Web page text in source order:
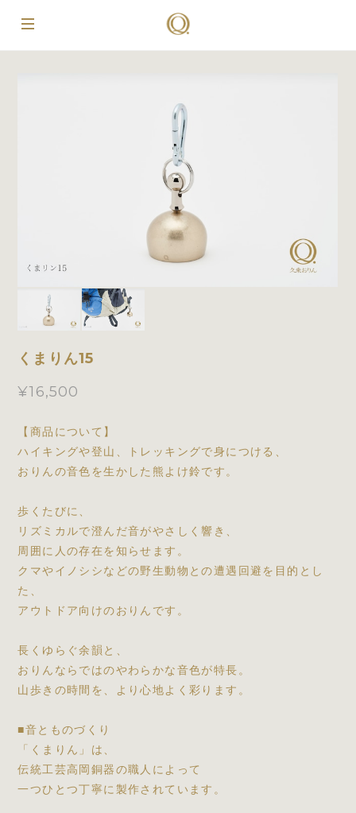
くまりん15
¥16,500
【商品について】
ハイキングや登山、トレッキングで身につける、
おりんの音色を生かした熊よけ鈴です。
歩くたびに、
リズミカルで澄んだ音がやさしく響き、
周囲に人の存在を知らせます。
クマやイノシシなどの野生動物との遭遇回避を目的とし
た、
アウトドア向けのおりんです。
長くゆらぐ余韻と、
おりんならではのやわらかな音色が特長。
山歩きの時間を、より心地よく彩ります。
■音とものづくり
「くまりん」は、
伝統工芸高岡銅器の職人によって
一つひとつ丁寧に製作されています。